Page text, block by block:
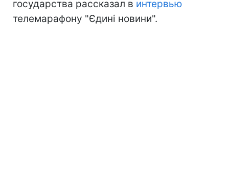
государства рассказал в интервью
телемарафону "Єдині новини".